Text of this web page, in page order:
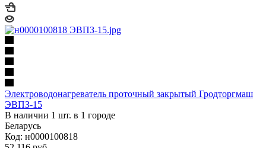
Электроводонагреватель проточный закрытый Гродторгмаш
ЭВПЗ-15
В наличии 1 шт. в 1 городе
Беларусь
Код: н0000100818